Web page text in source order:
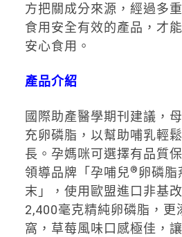
方把關成分來源，經過多
食用安全有效的產品，才
安心食用。
產品介紹
國際助產醫學期刊建議，
充卵磷脂，以幫助哺乳輕
長。孕媽咪可選擇有品質
領導品牌「孕哺兒®卵磷脂
末」，使用歐盟進口非基
2,400毫克精純卵磷脂，更
窩，草莓風味口感極佳，